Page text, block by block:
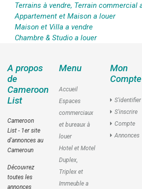
Terrains à vendre, Terrain commercial
Appartement et Maison a louer
Maison et Villa a vendre
Chambre & Studio a louer
A propos
de
Cameroon
List
Cameroon
List - 1er site
d'annonces au
Cameroun
Découvrez
toutes les
annonces
Menu
Accueil
Espaces
commerciaux
et bureaux à
louer
Hotel et Motel
Duplex,
Triplex et
Immeuble a
Mon
Compte
S'identifier
S'inscrire
Compte
Annonces